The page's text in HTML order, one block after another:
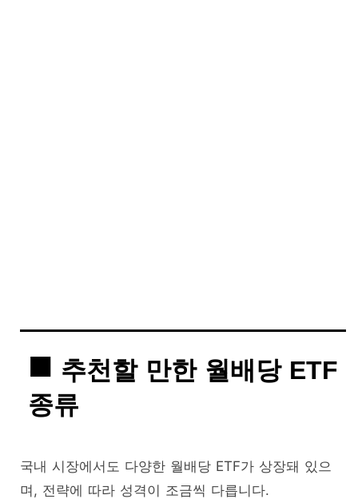
추천할 만한 월배당 ETF
종류
국내 시장에서도 다양한 월배당 ETF가 상장돼 있으
며, 전략에 따라 성격이 조금씩 다릅니다.